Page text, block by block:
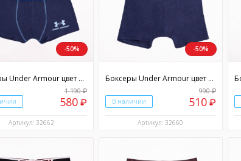
-50%
Боксеры Under Armour цвет синий
1 190₽
580₽
Артикул: 32662
-50%
Боксеры Under Armour цвет синий
В наличии
990₽
510₽
Артикул: 32660